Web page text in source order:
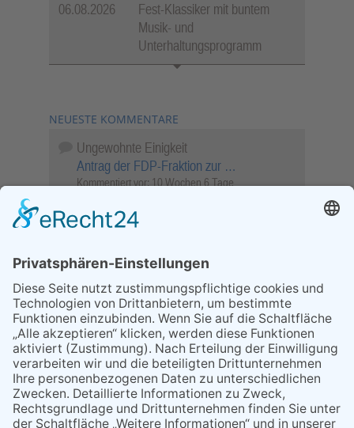
06.08.2026
Fest-Klassiker mit buntem
Musik- und
Unterhaltungsprogramm
NEUESTE KOMMENTARE
Ungewohnte Einigkeit
Antrag der FDP-Fraktion zur …
Kommentiert vor: 10 Wochen 6 Tage
Objekt …
Kommentiert vor: 26 Wochen 19 Stunden
Sperrung für Wassersportler schlägt hohe
Wellen
Sperrung der Stillgewässer
Kommentiert vor:1 Jahr 50 Wochen
Literarischer Rückblick
Alte Schule
Kommentiert vor:3 Jahre 18 Wochen
Abschaltung der Straßenbeleuchtung
Abschaltung der Strassenbeleuchtung